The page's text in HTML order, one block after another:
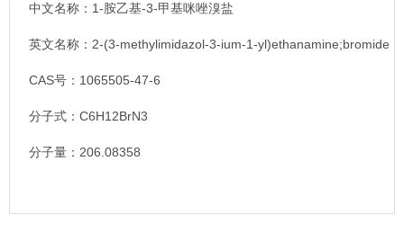
中文名称：1-胺乙基-3-甲基咪唑溴盐
英文名称：2-(3-methylimidazol-3-ium-1-yl)ethanamine;bromide
CAS号：1065505-47-6
分子式：C6H12BrN3
分子量：206.08358